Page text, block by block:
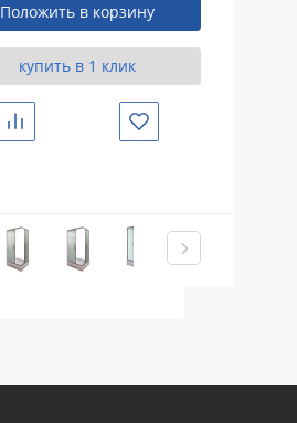
Положить в корзину
купить в 1 клик
Сравнить Избранное